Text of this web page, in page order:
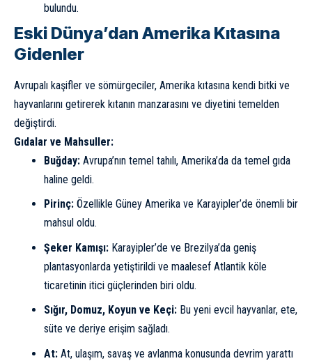
bulundu.
Eski Dünya’dan Amerika Kıtasına
Gidenler
Avrupalı kaşifler ve sömürgeciler, Amerika kıtasına kendi bitki ve
hayvanlarını getirerek kıtanın manzarasını ve diyetini temelden
değiştirdi.
Gıdalar ve Mahsuller:
Buğday:Avrupa’nın temel tahılı, Amerika’da da temel gıda
haline geldi.
Pirinç:Özellikle Güney Amerika ve Karayipler’de önemli bir
mahsul oldu.
Şeker Kamışı:Karayipler’de ve Brezilya’da geniş
plantasyonlarda yetiştirildi ve maalesef Atlantik köle
ticaretinin itici güçlerinden biri oldu.
Sığır, Domuz, Koyun ve Keçi:Bu yeni evcil hayvanlar, ete,
süte ve deriye erişim sağladı.
At:At, ulaşım, savaş ve avlanma konusunda devrim yarattı